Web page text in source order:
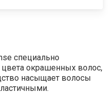
специально
цвета окрашенных волос,
насыщает волосы